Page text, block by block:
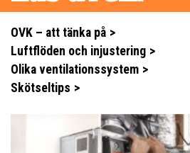
OVK – att tänka på
Luftflöden och injustering
Olika ventilationssystem
Skötseltips